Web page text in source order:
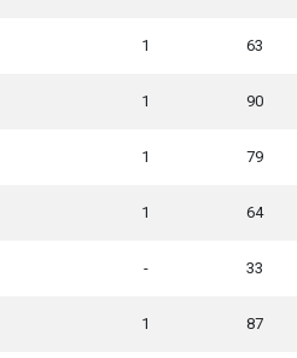
1 63
1 90
1 79
1 64
- 33
1 87